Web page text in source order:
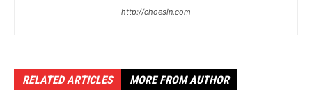
http://choesin.com
RELATED ARTICLES MORE FROM AUTHOR